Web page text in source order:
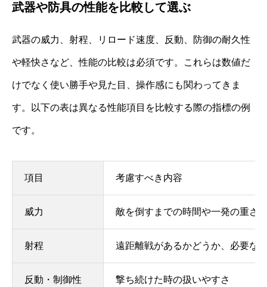
武器や防具の性能を比較して選ぶ
武器の威力、射程、リロード速度、反動、防御の耐久性
や軽快さなど、性能の比較は必須です。これらは数値だ
けでなく使い勝手や見た目、操作感にも関わってきま
す。以下の表は異なる性能項目を比較する際の指標の例
です。
項目 考慮すべき内容
威力 敵を倒すまでの時間や一発の重さ
射程 遠距離戦があるかどうか、必要な
反動・制御性 撃ち続けた時の扱いやすさ